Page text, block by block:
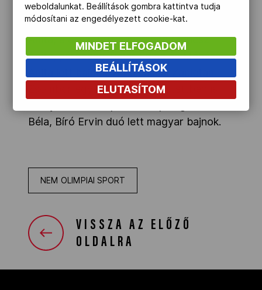
Szegeden lebonyolították az országos
bajnokságot. A nőknél egyéniben Csurgai
Anita, a összetett egyéniben Méhész
Anita, párosban Tímár Edina és Méhész
Anita lett bajnok. A férfiaknál Zapletán
Zsombor egyéniben és összetettben is
Béla, Bíró Ervin duó lett magyar bajnok.
NEM OLIMPIAI SPORT
VISSZA AZ ELŐZŐ
OLDALRA
weboldalunkat. Beállítások gombra kattintva tudja
módosítani az engedélyezett cookie-kat.
MINDET ELFOGADOM
BEÁLLÍTÁSOK
ELUTASÍTOM